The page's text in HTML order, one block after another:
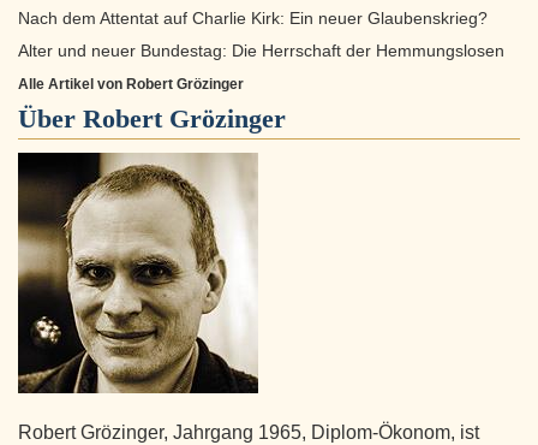
Nach dem Attentat auf Charlie Kirk: Ein neuer Glaubenskrieg?
Alter und neuer Bundestag: Die Herrschaft der Hemmungslosen
Alle Artikel von Robert Grözinger
Über Robert Grözinger
Robert Grözinger, Jahrgang 1965, Diplom-Ökonom, ist